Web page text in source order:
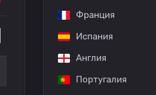
Франция
Испания
Англия
Португалия